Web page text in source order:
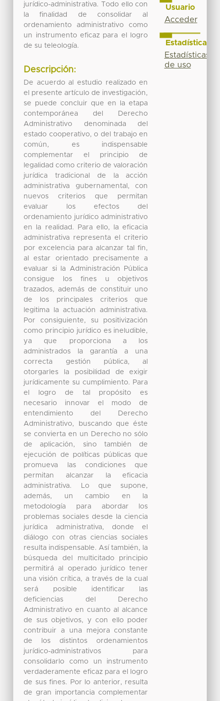
jurídico-administrativa. Todo ello con
la finalidad de consolidar al
ordenamiento administrativo como
un instrumento eficaz para el logro
de su teleología.
Descripción:
De acuerdo al estudio realizado en
el presente artículo de investigación,
se puede concluir que en la etapa
contemporánea del Derecho
Administrativo denominada del
estado cooperativo, o del trabajo en
común, es indispensable
complementar el principio de
legalidad como criterio de valoración
jurídica tradicional de la acción
administrativa gubernamental, con
nuevos criterios que permitan
evaluar los efectos del
ordenamiento jurídico administrativo
en la realidad. Para ello, la eficacia
administrativa representa el criterio
por excelencia para alcanzar tal fin,
al estar orientado precisamente a
evaluar si la Administración Pública
consigue los fines u objetivos
trazados, además de constituir uno
de los principales criterios que
legitima la actuación administrativa.
Por consiguiente, su positivización
como principio jurídico es ineludible,
ya que proporciona a los
administrados la garantía a una
correcta gestión pública, al
otorgarles la posibilidad de exigir
jurídicamente su cumplimiento. Para
el logro de tal propósito es
necesario innovar el modo de
entendimiento del Derecho
Administrativo, buscando que éste
se convierta en un Derecho no sólo
de aplicación, sino también de
ejecución de políticas públicas que
promueva las condiciones que
permitan alcanzar la eficacia
administrativa. Lo que supone,
además, un cambio en la
metodología para abordar los
problemas sociales desde la ciencia
jurídica administrativa, donde el
diálogo con otras ciencias sociales
resulta indispensable. Así también, la
búsqueda del multicitado principio
permitirá al operado jurídico tener
una visión crítica, a través de la cual
será posible identificar las
deficiencias del Derecho
Administrativo en cuanto al alcance
de sus objetivos, y con ello poder
contribuir a una mejora constante
de los distintos ordenamientos
jurídico-administrativos para
consolidarlo como un instrumento
verdaderamente eficaz para el logro
de sus fines. Por lo anterior, resulta
de gran importancia complementar
Usuario
Acceder
Estadísticas
Estadísticas
de uso